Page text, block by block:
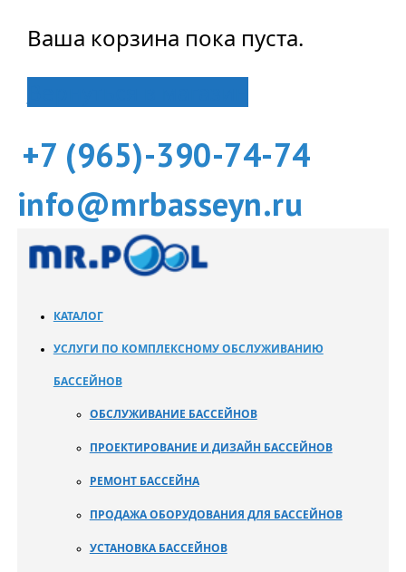
Ваша корзина пока пуста.
+7 (965)-390-74-74
info@mrbasseyn.ru
КАТАЛОГ
УСЛУГИ ПО КОМПЛЕКСНОМУ ОБСЛУЖИВАНИЮ
БАССЕЙНОВ
ОБСЛУЖИВАНИЕ БАССЕЙНОВ
ПРОЕКТИРОВАНИЕ И ДИЗАЙН БАССЕЙНОВ
РЕМОНТ БАССЕЙНА
ПРОДАЖА ОБОРУДОВАНИЯ ДЛЯ БАССЕЙНОВ
УСТАНОВКА БАССЕЙНОВ